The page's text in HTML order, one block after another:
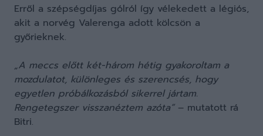
Erről a szépségdíjas gólról így vélekedett a légiós,
akit a norvég Valerenga adott kölcsön a
győrieknek.
„A meccs előtt két-három hétig gyakoroltam a
mozdulatot, különleges és szerencsés, hogy
egyetlen próbálkozásból sikerrel jártam.
Rengetegszer visszanéztem azóta”– mutatott rá
Bitri.